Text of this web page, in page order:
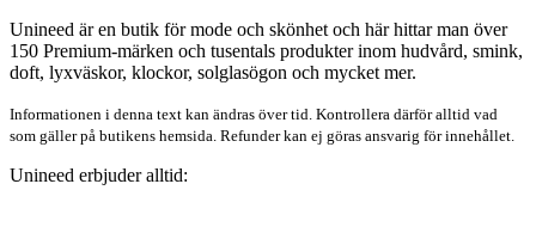
Unineed är en butik för mode och skönhet och här hittar man över
150 Premium-märken och tusentals produkter inom hudvård, smink,
doft, lyxväskor, klockor, solglasögon och mycket mer.
Informationen i denna text kan ändras över tid. Kontrollera därför alltid vad
som gäller på butikens hemsida. Refunder kan ej göras ansvarig för innehållet.
Unineed erbjuder alltid: